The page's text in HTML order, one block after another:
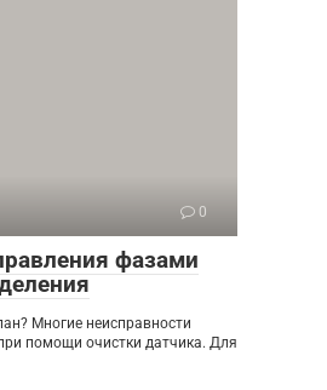
0
фазами
Многие неисправности
помощи очистки датчика. Для